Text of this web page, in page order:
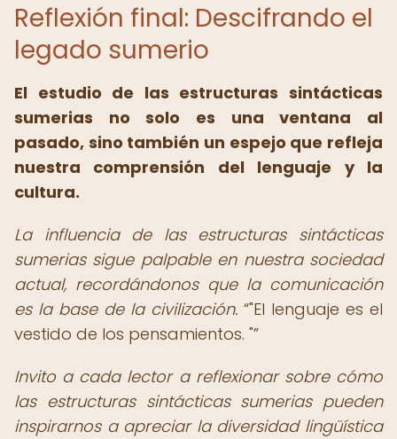
Reflexión final: Descifrando el
legado sumerio
El estudio de las estructuras sintácticas
sumerias no solo es una ventana al
pasado, sino también un espejo que refleja
nuestra comprensión del lenguaje y la
cultura.
La influencia de las estructuras sintácticas
sumerias sigue palpable en nuestra sociedad
actual, recordándonos que la comunicación
es la base de la civilización. "El lenguaje es el
vestido de los pensamientos. "
Invito a cada lector a reflexionar sobre cómo
las estructuras sintácticas sumerias pueden
inspirarnos a apreciar la diversidad lingüística